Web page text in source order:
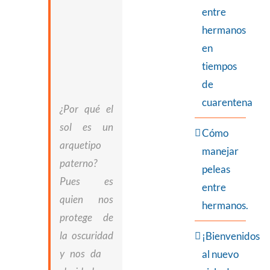
¿Por qué el
sol es un
arquetipo
paterno?
Pues es
quien nos
protege de
la oscuridad
y nos da
entre
hermanos
en
tiempos
de
cuarentena
Cómo
manejar
peleas
entre
hermanos.
¡Bienvenidos
al nuevo